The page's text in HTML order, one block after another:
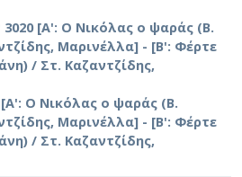
3020 [Α': Ο Νικόλας ο ψαράς (Β.
Μαρινέλλα] - [Β': Φέρτε
/ Στ. Καζαντζίδης,
[Α': Ο Νικόλας ο ψαράς (Β.
Μαρινέλλα] - [Β': Φέρτε
/ Στ. Καζαντζίδης,